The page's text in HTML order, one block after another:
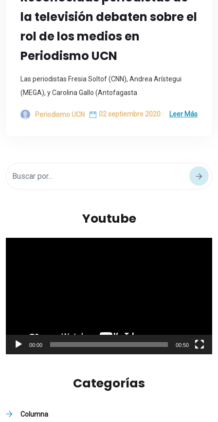
la televisión debaten sobre el
rol de los medios en
Periodismo UCN
Las periodistas Fresia Soltof (CNN), Andrea Arístegui
(MEGA), y Carolina Gallo (Antofagasta
Periodismo UCN 02 septiembre 2020 Leer Más
Youtube
00:00 00:50
Categorías
Columna